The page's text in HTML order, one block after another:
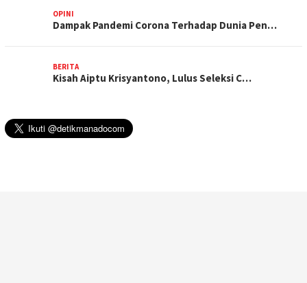
OPINI
Dampak Pandemi Corona Terhadap Dunia Pen…
BERITA
Kisah Aiptu Krisyantono, Lulus Seleksi C…